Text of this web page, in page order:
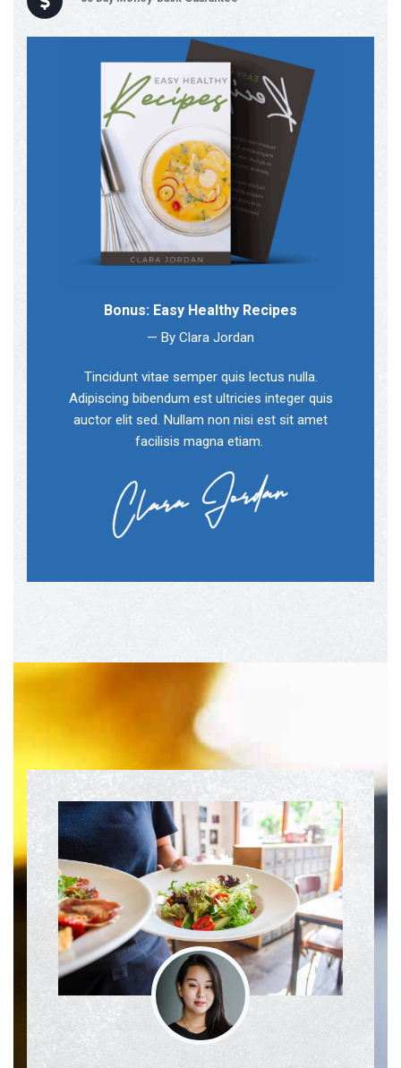
Bonus: Easy Healthy Recipes
— By Clara Jordan
Tincidunt vitae semper quis lectus nulla.
Adipiscing bibendum est ultricies integer quis
auctor elit sed. Nullam non nisi est sit amet
facilisis magna etiam.